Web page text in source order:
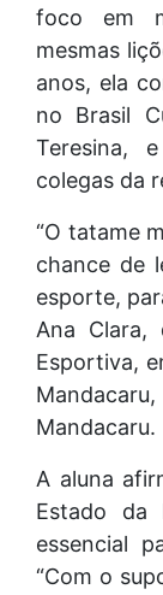
foco em
mesmas
anos, ela
no Brasil
Teresina,
colegas da
“O tatame
chance de
esporte,
Ana Clara,
Esportiva,
Mandacaru.
A aluna
Estado da
essencial
“Com o